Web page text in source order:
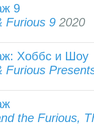
9
Furious 9 2020
Хоббс и Шоу
Furious
the Furious,